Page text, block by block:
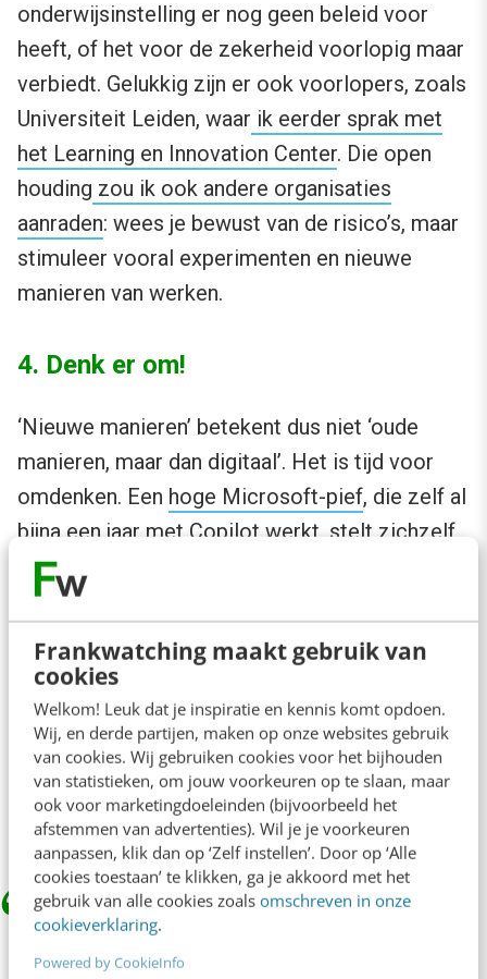
Frankwatching maakt gebruik van
cookies
Welkom! Leuk dat je inspiratie en kennis komt opdoen.
Wij, en derde partijen, maken op onze websites gebruik
van cookies. Wij gebruiken cookies voor het bijhouden
van statistieken, om jouw voorkeuren op te slaan, maar
ook voor marketingdoeleinden (bijvoorbeeld het
afstemmen van advertenties). Wil je je voorkeuren
aanpassen, klik dan op ‘Zelf instellen’. Door op ‘Alle
cookies toestaan’ te klikken, ga je akkoord met het
gebruik van alle cookies zoals omschreven in onze
cookieverklaring.
Powered by CookieInfo
onderwijsinstelling er nog geen beleid voor
heeft, of het voor de zekerheid voorlopig maar
verbiedt. Gelukkig zijn er ook voorlopers, zoals
Universiteit Leiden, waar ik eerder sprak met
het Learning en Innovation Center. Die open
houding zou ik ook andere organisaties
aanraden: wees je bewust van de risico’s, maar
stimuleer vooral experimenten en nieuwe
manieren van werken.
4. Denk er om!
‘Nieuwe manieren’ betekent dus niet ‘oude
manieren, maar dan digitaal’. Het is tijd voor
omdenken. Een hoge Microsoft-pief, die zelf al
bijna een jaar met Copilot werkt, stelt zichzelf
bij alles de vraag: ‘Zal ik het zelf doen, of kan AI
het doen?’ Zo laat hij Copilot elke ochtend de
belangrijke zaken uit zijn inbox filteren en
zoveel mogelijk afhandelen. Hij gaat naar veel
minder vergaderingen, want na afloop kan hij de
opnames daarvan bevragen: wat zijn de
actiepunten? Ben ik nog genoemd? Hoe was
de sfeer?
‘Nieuwe manieren’ betekent dus niet
‘oude manieren, maar dan digitaal’.